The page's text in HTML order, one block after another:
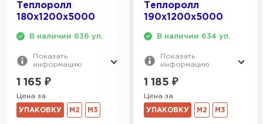
Теплоролл
180х1200х5000
В наличии 636 уп.
Показать
информацию
1 165 ₽
Цена за
УПАКОВКУ М2 М3
Теплоролл
190х1200х5000
В наличии 634 уп.
Показать
информацию
1 185 ₽
Цена за
УПАКОВКУ М2 М3